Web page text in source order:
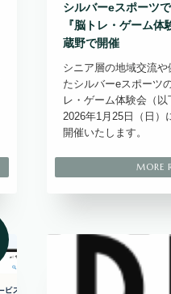
シルバーeスポーツ
『脳トレ・ゲーム
蔵野で開催
シニア層の地域交流
たシルバーeスポーツ
レ・ゲーム体験会（以
2026年1月25日（日）
開催いたします。